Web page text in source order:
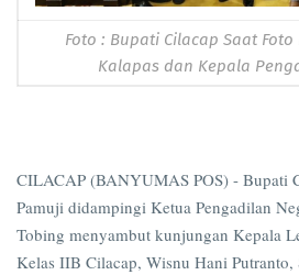
Foto : Bupati Cilacap Saat
Kalapas dan Kepala
CILACAP (BANYUMAS POS) - Bupati
Pamuji didampingi Ketua Pengadilan
Tobing menyambut kunjungan Kepala
Kelas IIB Cilacap, Wisnu Hani Putranto,